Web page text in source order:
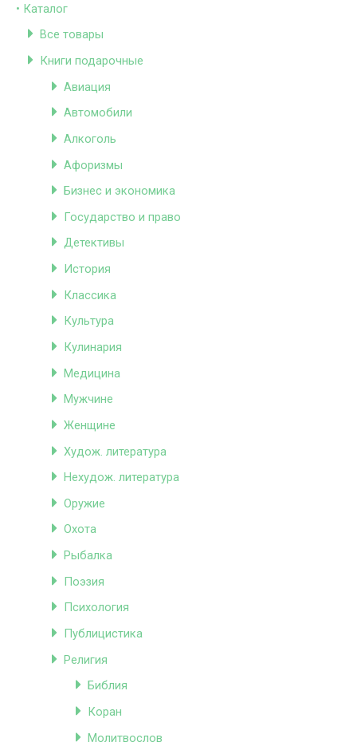
• Каталог
Все товары
Книги подарочные
Авиация
Автомобили
Алкоголь
Афоризмы
Бизнес и экономика
Государство и право
Детективы
История
Классика
Культура
Кулинария
Медицина
Мужчине
Женщине
Худож. литература
Нехудож. литература
Оружие
Охота
Рыбалка
Поэзия
Психология
Публицистика
Религия
Библия
Коран
Молитвослов